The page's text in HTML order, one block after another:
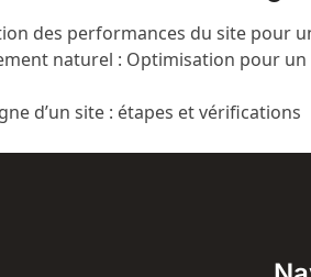
des performances du site pour
naturel : Optimisation pour
d’un site : étapes et vérifications